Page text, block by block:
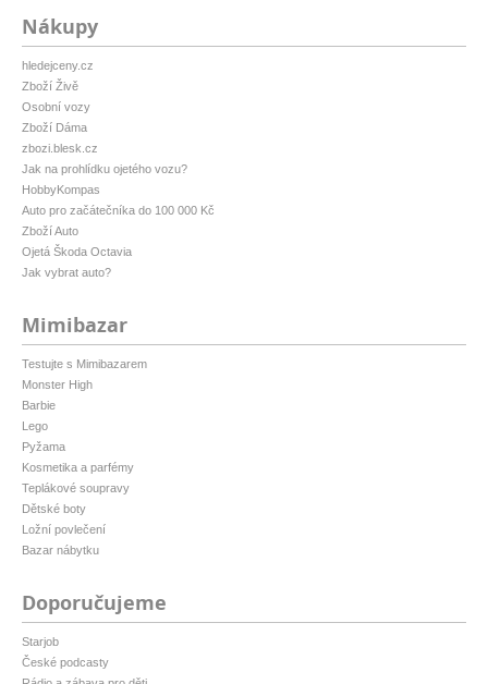
Nákupy
hledejceny.cz
Zboží Živě
Osobní vozy
Zboží Dáma
zbozi.blesk.cz
Jak na prohlídku ojetého vozu?
HobbyKompas
Auto pro začátečníka do 100 000 Kč
Zboží Auto
Ojetá Škoda Octavia
Jak vybrat auto?
Mimibazar
Testujte s Mimibazarem
Monster High
Barbie
Lego
Pyžama
Kosmetika a parfémy
Teplákové soupravy
Dětské boty
Ložní povlečení
Bazar nábytku
Doporučujeme
Starjob
České podcasty